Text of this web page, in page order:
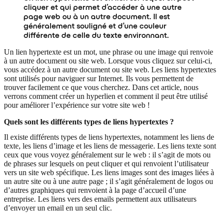
cliquer et qui permet d’accéder à une autre
page web ou à un autre document. Il est
généralement souligné et d’une couleur
différente de celle du texte environnant.
Un lien hypertexte est un mot, une phrase ou une image qui renvoie
à un autre document ou site web. Lorsque vous cliquez sur celui-ci,
vous accédez à un autre document ou site web. Les liens hypertextes
sont utilisés pour naviguer sur Internet. Ils vous permettent de
trouver facilement ce que vous cherchez. Dans cet article, nous
verrons comment créer un hyperlien et comment il peut être utilisé
pour améliorer l’expérience sur votre site web !
Quels sont les différents types de liens hypertextes ?
Il existe différents types de liens hypertextes, notamment les liens de
texte, les liens d’image et les liens de messagerie. Les liens texte sont
ceux que vous voyez généralement sur le web : il s’agit de mots ou
de phrases sur lesquels on peut cliquer et qui renvoient l’utilisateur
vers un site web spécifique. Les liens images sont des images liées à
un autre site ou à une autre page ; il s’agit généralement de logos ou
d’autres graphiques qui renvoient à la page d’accueil d’une
entreprise. Les liens vers des emails permettent aux utilisateurs
d’envoyer un email en un seul clic.